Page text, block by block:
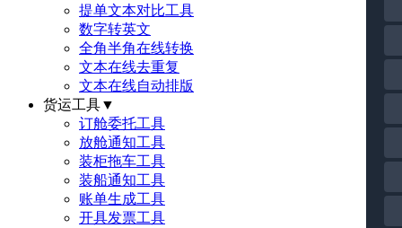
提单文本对比工具
数字转英文
全角半角在线转换
文本在线去重复
文本在线自动排版
货运工具▼
订舱委托工具
放舱通知工具
装柜拖车工具
装船通知工具
账单生成工具
开具发票工具